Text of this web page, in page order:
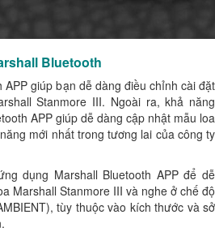
Bluetooth
giúp bạn dễ dàng điều chỉnh cài đặt
Stanmore III. Ngoài ra, khả năng
APP giúp dễ dàng cập nhật mẫu loa
mới nhất trong tương lai của công ty
dụng Marshall Bluetooth APP để dễ
Marshall Stanmore III và nghe ở chế độ
tùy thuộc vào kích thước và sở